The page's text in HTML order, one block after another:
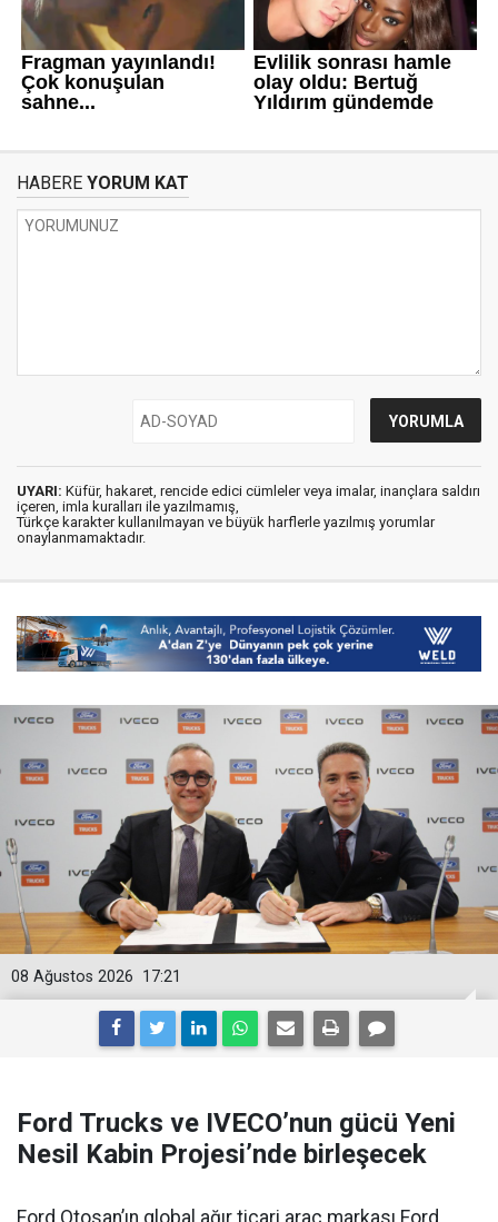
HABERE YORUM KAT
UYARI: Küfür, hakaret, rencide edici cümleler veya imalar, inançlara saldırı
içeren, imla kuralları ile yazılmamış,
Türkçe karakter kullanılmayan ve büyük harflerle yazılmış yorumlar
onaylanmamaktadır.
17:21
08 Ağustos 2026
Ford Trucks ve IVECO’nun gücü Yeni
Nesil Kabin Projesi’nde birleşecek
Ford Otosan’ın global ağır ticari araç markası Ford